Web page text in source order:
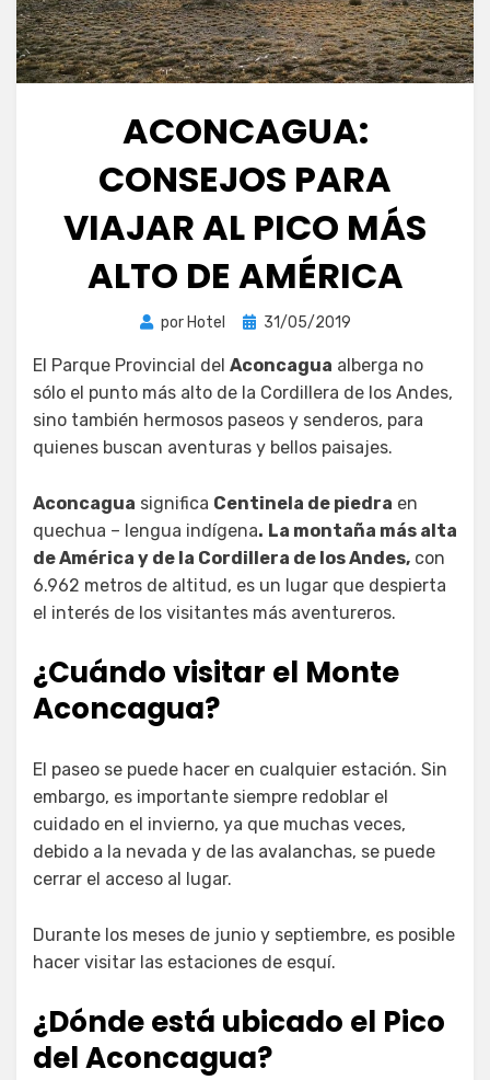
ACONCAGUA:
CONSEJOS PARA
VIAJAR AL PICO MÁS
ALTO DE AMÉRICA
por Hotel
Publicada
31/05/2019
El Parque Provincial del Aconcagua alberga no
sólo el punto más alto de la Cordillera de los Andes,
sino también hermosos paseos y senderos, para
quienes buscan aventuras y bellos paisajes.
Aconcagua significa Centinela de piedra en
quechua – lengua indígena. La montaña más alta
de América y de la Cordillera de los Andes, con
6.962 metros de altitud, es un lugar que despierta
el interés de los visitantes más aventureros.
¿Cuándo visitar el Monte
Aconcagua?
El paseo se puede hacer en cualquier estación. Sin
embargo, es importante siempre redoblar el
cuidado en el invierno, ya que muchas veces,
debido a la nevada y de las avalanchas, se puede
cerrar el acceso al lugar.
Durante los meses de junio y septiembre, es posible
hacer visitar las estaciones de esquí.
¿Dónde está ubicado el Pico
del Aconcagua?